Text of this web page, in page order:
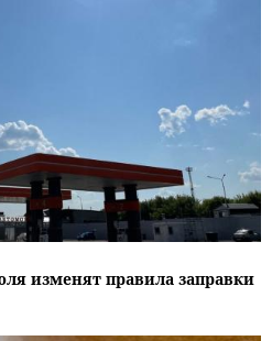
изменят правила заправки